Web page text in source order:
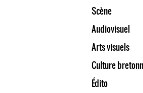
Scène
Audiovisuel
Arts visuels
Culture
Édito